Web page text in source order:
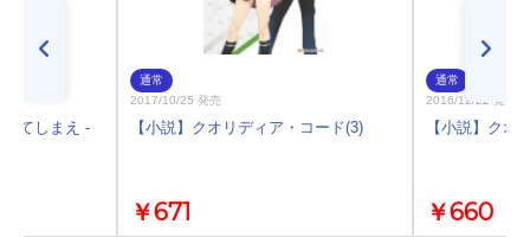
てしまえ -
通常
2017/10/25 発売
【小説】クオリディア・コード(3)
￥671
通常
2016/12/22 発売
【小説】クオ
￥660